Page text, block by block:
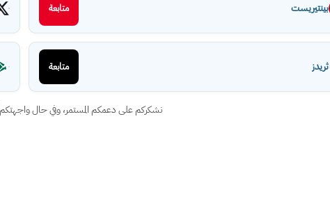
بينتيريست متابعة
ثريدز متابعة
نشكركم على دعمكم المستمر، وفي حال واجهتكم